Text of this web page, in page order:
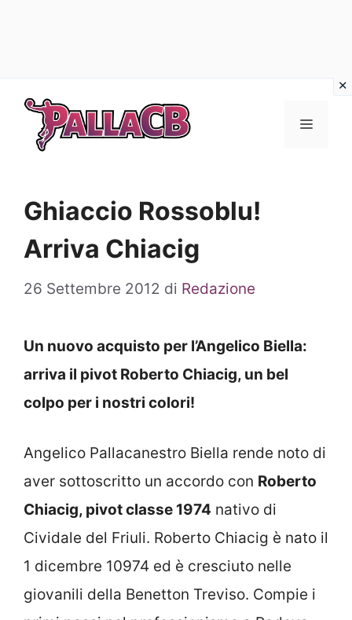
contenuto
Menu
Ghiaccio Rossoblu!
Arriva Chiacig
26 Settembre 2012 di Redazione
Un nuovo acquisto per l’Angelico Biella:
arriva il pivot Roberto Chiacig, un bel
colpo per i nostri colori!
Angelico Pallacanestro Biella rende noto di
aver sottoscritto un accordo con Roberto
Chiacig, pivot classe 1974 nativo di
Cividale del Friuli. Roberto Chiacig è nato il
1 dicembre 10974 ed è cresciuto nelle
giovanili della Benetton Treviso. Compie i